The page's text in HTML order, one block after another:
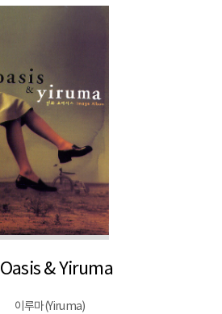
& Yiruma
이루마(Yiruma)